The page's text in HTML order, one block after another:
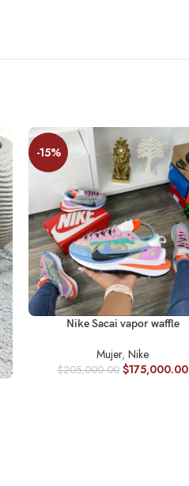
-15%
SELECCIONAR OPCIONES
Nike Sacai vapor waffle
Mujer, Nike
$205,000.00 $175,000.00